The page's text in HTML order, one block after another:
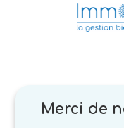
Merci de